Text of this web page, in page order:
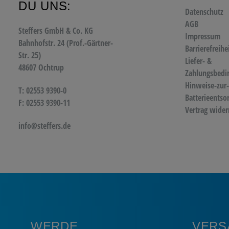
DU UNS:
Steffers GmbH & Co. KG
Bahnhofstr. 24 (Prof.-Gärtner-
Str. 25)
48607 Ochtrup
T: 02553 9390-0
F: 02553 9390-11
info@steffers.de
Datenschutz
AGB
Impressum
Liefer- &
Hinweise-zur-
Vertrag
WERDE